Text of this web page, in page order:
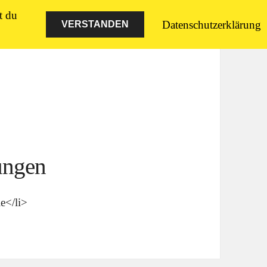
li>
du
VERSTANDEN Datenschutzerklärung